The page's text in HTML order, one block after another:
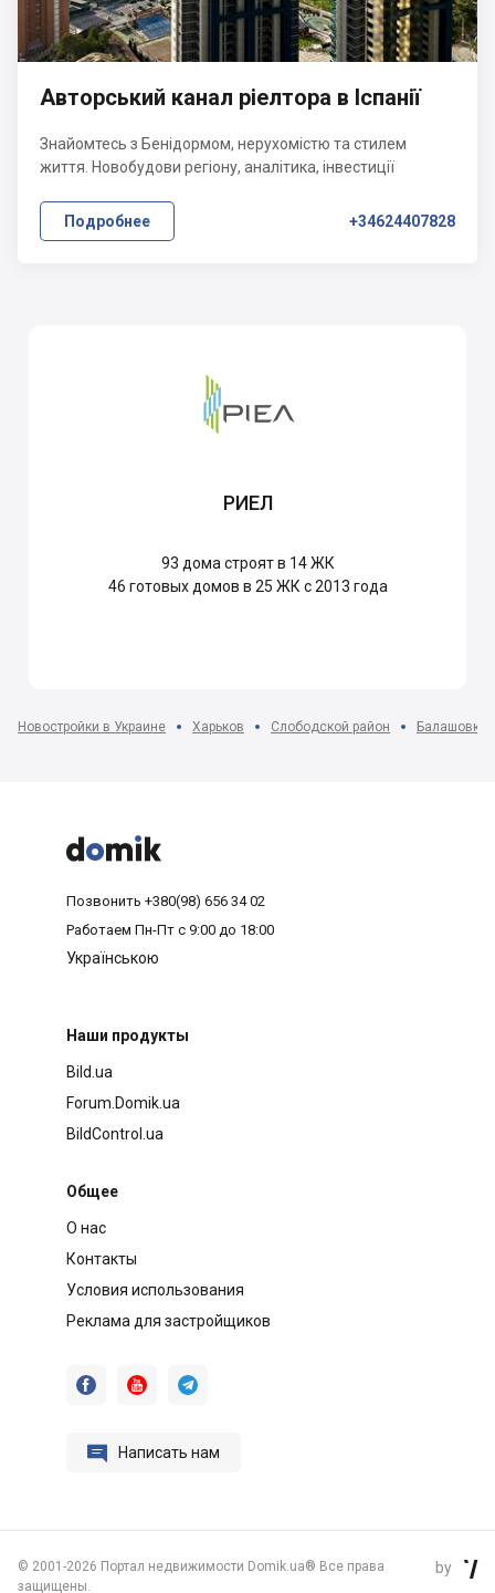
Авторський канал ріелтора в Іспанії
Знайомтесь з Бенідормом, нерухомістю та стилем
життя. Новобудови регіону, аналітика, інвестиції
Подробнее +34624407828
РИЕЛ
93 дома строят в 14 ЖК
46 готовых домов в 25 ЖК с 2013 года
Новостройки в Украине Харьков Слободской район Балашовка



Позвонить +380(98) 656 34 02
Работаем Пн-Пт с 9:00 до 18:00
Українською
Наши продукты
Bild.ua
Forum.Domik.ua
BildControl.ua
Общее
О нас
Контакты
Условия использования
Реклама для застройщиков
  
 Написать нам
© 2001-2026 Портал недвижимости Domik.ua® Все права
защищены.
by 